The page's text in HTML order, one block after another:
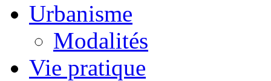
Urbanisme
Modalités
Vie pratique